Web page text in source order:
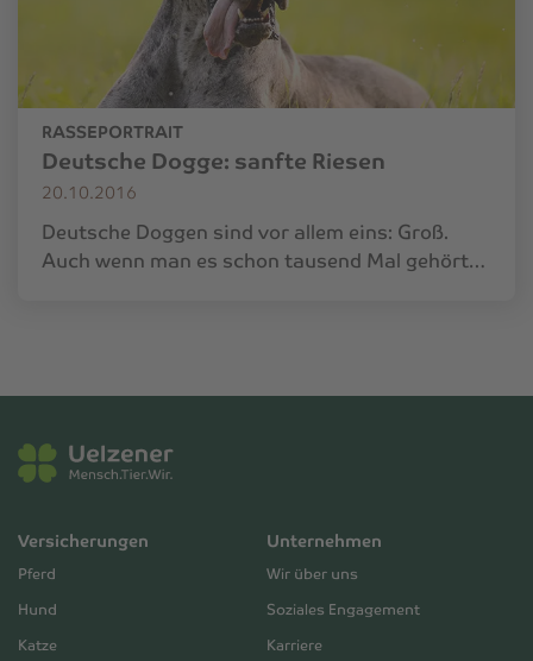
RASSEPORTRAIT
Deutsche Dogge: sanfte Riesen
20.10.2016
Deutsche Doggen sind vor allem eins: Groß.
Auch wenn man es schon tausend Mal gehört…
Versicherungen
Pferd
Hund
Katze
Unternehmen
Wir über uns
Soziales Engagement
Karriere